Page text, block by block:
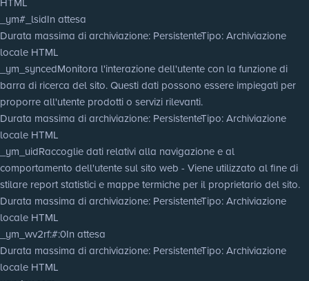
_ym#_lsidIn attesa
Durata massima di archiviazione: PersistenteTipo: Archiviazione
locale HTML
_ym_syncedMonitora l'interazione dell'utente con la funzione di
barra di ricerca del sito. Questi dati possono essere impiegati per
proporre all'utente prodotti o servizi rilevanti.
Durata massima di archiviazione: PersistenteTipo: Archiviazione
locale HTML
_ym_uidRaccoglie dati relativi alla navigazione e al
comportamento dell'utente sul sito web - Viene utilizzato al fine di
stilare report statistici e mappe termiche per il proprietario del sito.
Durata massima di archiviazione: PersistenteTipo: Archiviazione
locale HTML
_ym_wv2rf:#:0In attesa
Durata massima di archiviazione: PersistenteTipo: Archiviazione
locale HTML